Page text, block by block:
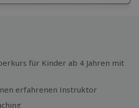
einlösbar.
für Kinder ab 4 Jahren mit
erfahrenen Instruktor